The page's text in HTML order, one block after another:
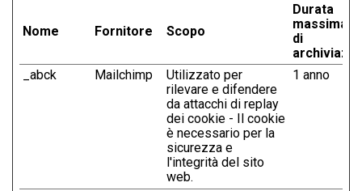
Nome Fornitore Scopo
Durata
massima
di
_abck
Mailchimp
Utilizzato per
rilevare e difendere
da attacchi di replay
dei cookie - Il cookie
è necessario per la
sicurezza e
l'integrità del sito
web.
1 anno